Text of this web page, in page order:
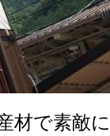
材で素敵